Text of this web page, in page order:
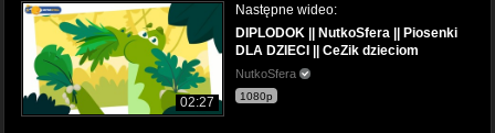
02:27
Następne wideo:
DIPLODOK || NutkoSfera || Piosenki
DLA DZIECI || CeZik dzieciom
NutkoSfera
1080p